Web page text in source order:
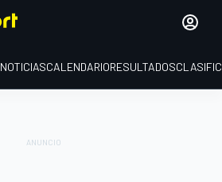
NOTICIASCALENDARIORESULTADOS